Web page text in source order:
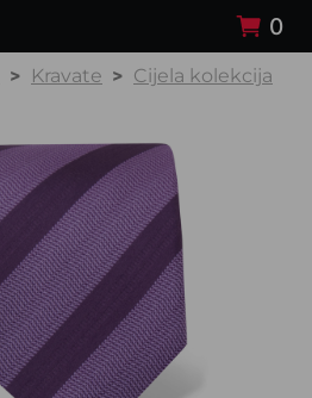
0
Kravate Cijela kolekcija